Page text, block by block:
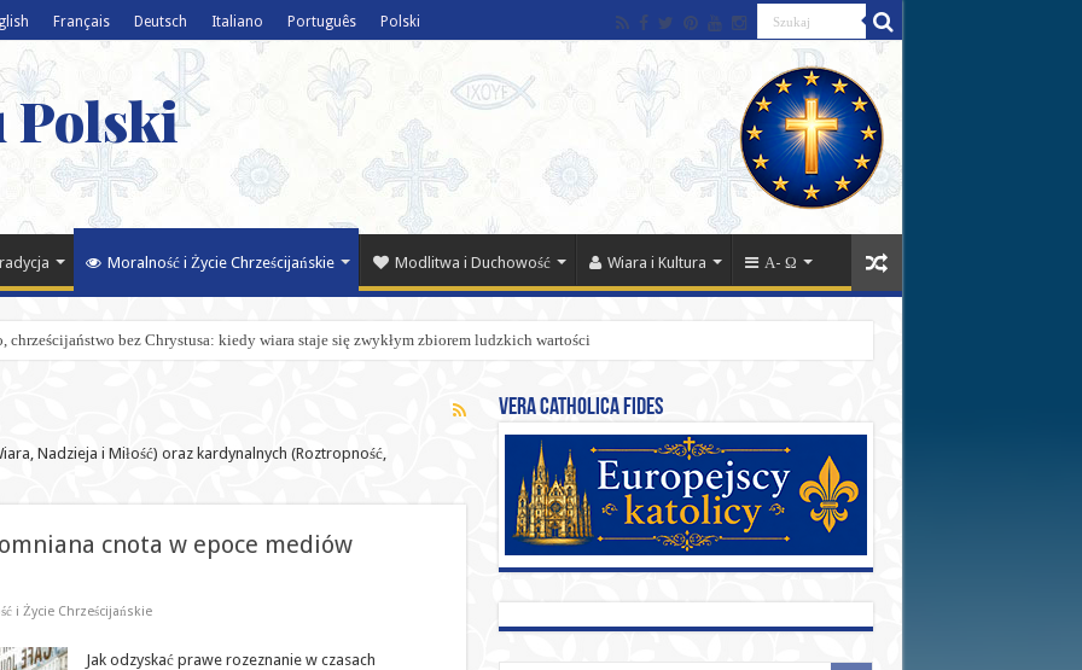
Français Deutsch Italiano Português Polski
Polski
Moralność i Życie Chrześcijańskie Modlitwa i Duchowość Wiara i Kultura Α- Ω
chrześcijaństwo bez Chrystusa: kiedy wiara staje się zwykłym zbiorem ludzkich wartości
Nadzieja i Miłość) oraz kardynalnych (Roztropność,
cnota w epoce mediów
i Życie Chrześcijańskie
Jak odzyskać prawe rozeznanie w czasach
Vera catholica fides